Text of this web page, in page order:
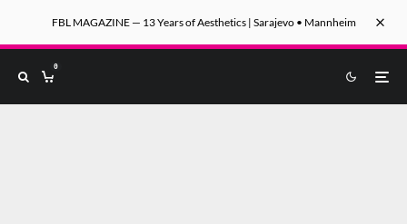
FBL MAGAZINE — 13 Years of Aesthetics | Sarajevo • Mannheim
0